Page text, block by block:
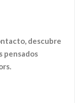
descubre
pensados